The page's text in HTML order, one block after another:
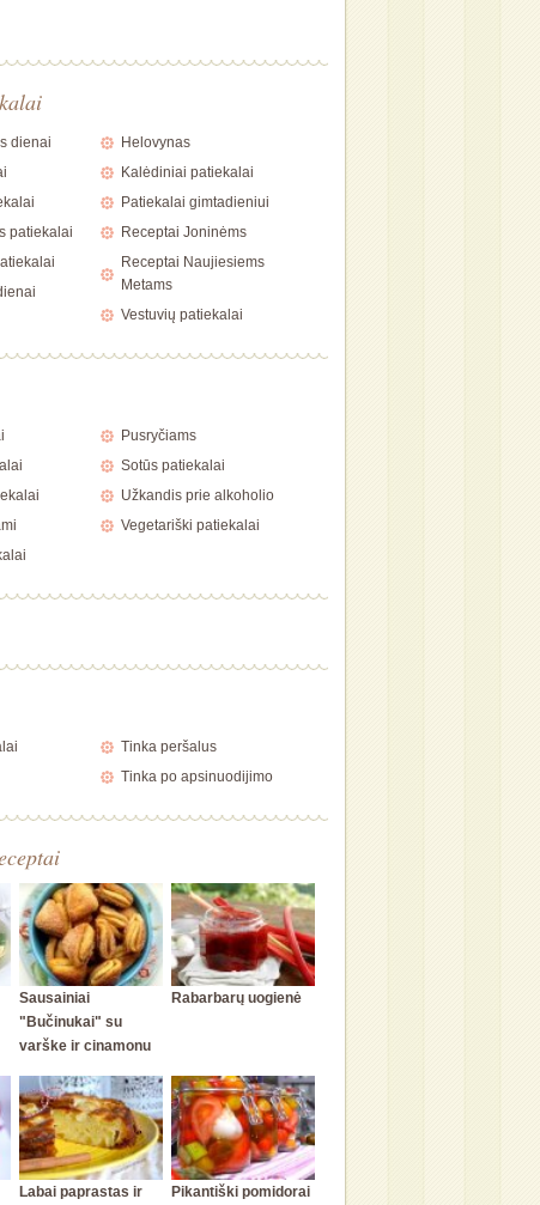
dienai
patiekalai
Helovynas
Kalėdiniai patiekalai
Patiekalai gimtadieniui
Receptai Joninėms
Receptai Naujiesiems
Metams
Vestuvių patiekalai
Pusryčiams
Sotūs patiekalai
Užkandis prie alkoholio
Vegetariški patiekalai
Tinka peršalus
Tinka po apsinuodijimo
Sausainiai
"Bučinukai" su
varške ir cinamonu
Rabarbarų uogienė
Labai paprastas ir
Pikantiški pomidorai